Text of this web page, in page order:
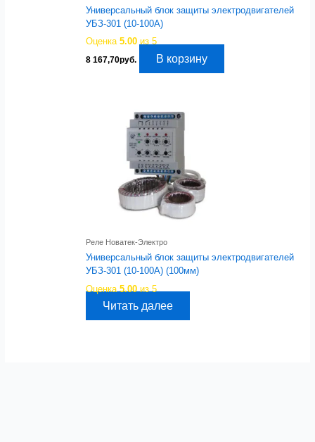
Универсальный блок защиты электродвигателей
УБЗ-301 (10-100А)
Оценка5.00 из 5
8 167,70руб. В корзину
Реле Новатек-Электро
Универсальный блок защиты электродвигателей
УБЗ-301 (10-100А) (100мм)
Оценка5.00 из 5
Читать далее